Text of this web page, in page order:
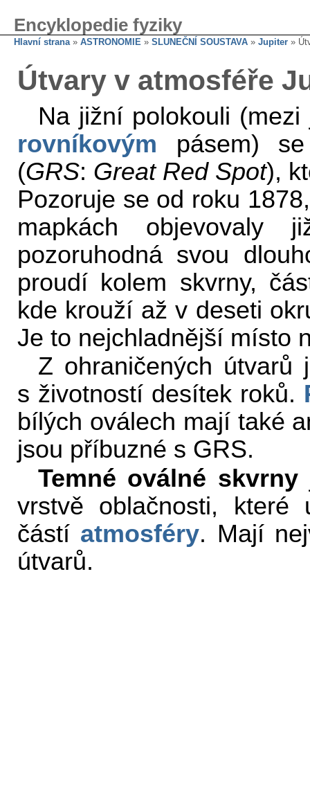
Encyklopedie fyziky
Hlavní strana» ASTRONOMIE » SLUNEČNÍ SOUSTAVA » Jupiter »
Útvary v atmosféře
Na jižní polokouli
rovníkovým pásem)
(GRS: Great Red Spot),
Pozoruje se od roku
mapkách
pozoruhodná svou
proudí kolem skvrny,
kde krouží až v deseti
Je to nejchladnější místo
Z ohraničených
s životností desítek roků.
bílých oválech mají také
jsou příbuzné s GRS.
Temné oválné skvrny
vrstvě oblačnosti, které
částí atmosféry. Mají
útvarů.